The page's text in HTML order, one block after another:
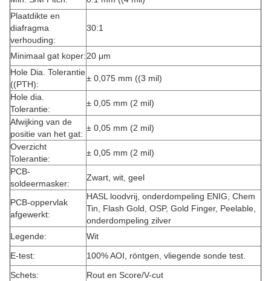
Plaatdikte en
diafragma
verhouding:
30:1
Minimaal gat koper:20 μm
Hole Dia. Tolerantie
((PTH):
± 0,075 mm ((3 mil)
Hole dia.
Tolerantie:
± 0,05 mm (2 mil)
Afwijking van de
positie van het gat:
± 0,05 mm (2 mil)
Overzicht
Tolerantie:
± 0,05 mm (2 mil)
PCB-
soldeermasker:
Zwart, wit, geel
PCB-oppervlak
afgewerkt:
HASL loodvrij, onderdompeling ENIG, Chem
Tin, Flash Gold, OSP, Gold Finger, Peelable,
onderdompeling zilver
Legende:
Wit
E-test:
100% AOI, röntgen, vliegende sonde test.
Schets:
Rout en Score/V-cut